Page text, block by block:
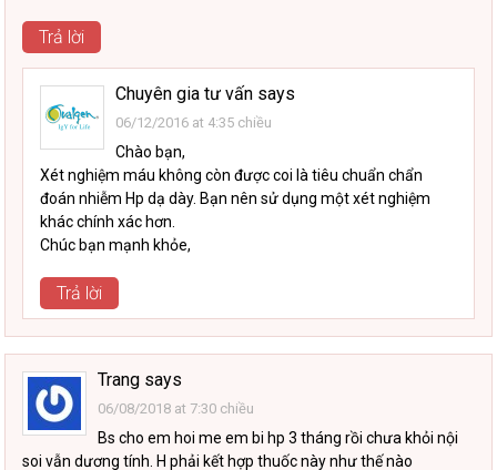
Trả lời
Chuyên gia tư vấn says
06/12/2016 at 4:35 chiều
Chào bạn,
Xét nghiệm máu không còn được coi là tiêu chuẩn chẩn
đoán nhiễm Hp dạ dày. Bạn nên sử dụng một xét nghiệm
khác chính xác hơn.
Chúc bạn mạnh khỏe,
Trả lời
Trang says
06/08/2018 at 7:30 chiều
Bs cho em hoi me em bi hp 3 tháng rồi chưa khỏi nội
soi vẫn dương tính. H phải kết hợp thuốc này như thế nào